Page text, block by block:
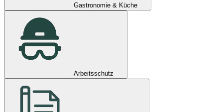
Gastronomie & Küche
Arbeitsschutz